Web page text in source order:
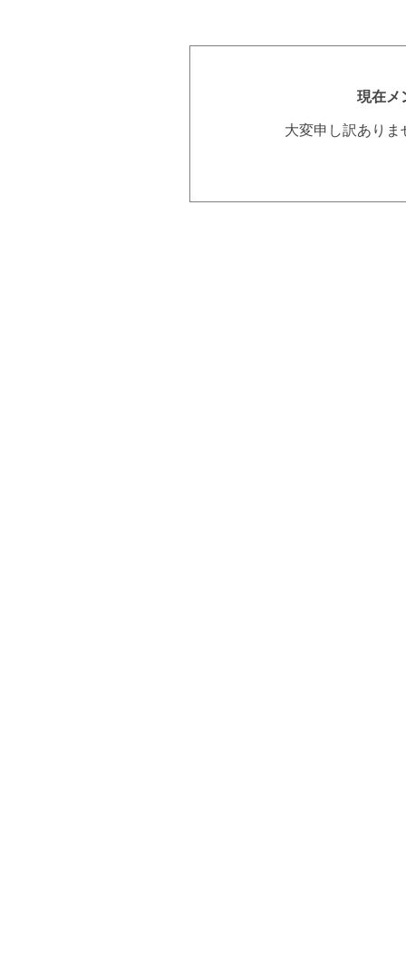
現在メ
大変申し訳あり